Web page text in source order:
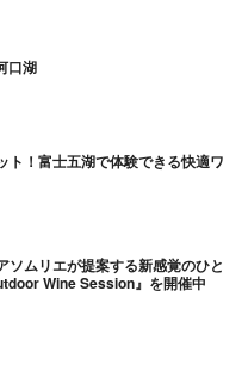
口湖
ト！富士五湖で体験できる快適ワ
ソムリエが提案する新感覚のひと
Wine Session』を開催中